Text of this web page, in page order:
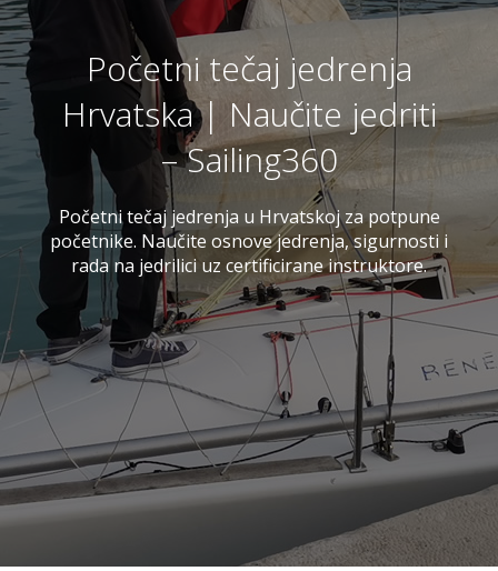
Početni tečaj jedrenja
Hrvatska | Naučite jedriti
– Sailing360
Početni tečaj jedrenja u Hrvatskoj za potpune
početnike. Naučite osnove jedrenja, sigurnosti i
rada na jedrilici uz certificirane instruktore.